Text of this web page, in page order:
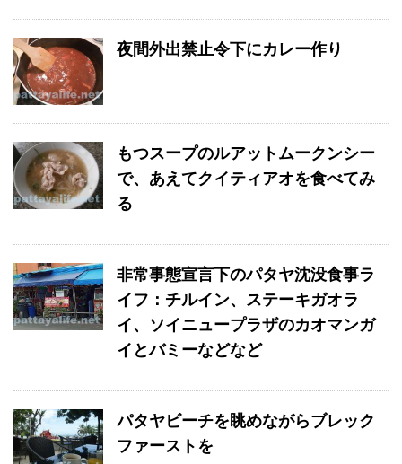
夜間外出禁止令下にカレー作り
もつスープのルアットムークンシー
で、あえてクイティアオを食べてみ
る
非常事態宣言下のパタヤ沈没食事ラ
イフ：チルイン、ステーキガオラ
イ、ソイニュープラザのカオマンガ
イとバミーなどなど
パタヤビーチを眺めながらブレック
ファーストを